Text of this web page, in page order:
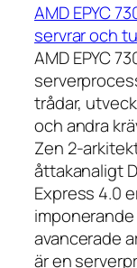
AMD EPYC
servrar och
AMD EPYC
trådar,
och andra
Zen 2-
åttakanaligt
Express 4.0
avancerade
är en